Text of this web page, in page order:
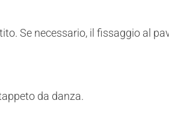
Se necessario, il fissaggio al
da danza.